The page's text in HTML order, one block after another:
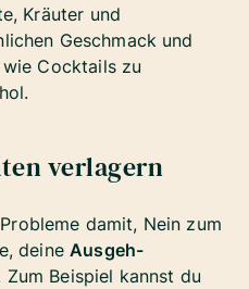
Kräuter und
Geschmack und
Cocktails zu
verlagern
damit, Nein zum
deineAusgeh-
Zum Beispiel kannst du